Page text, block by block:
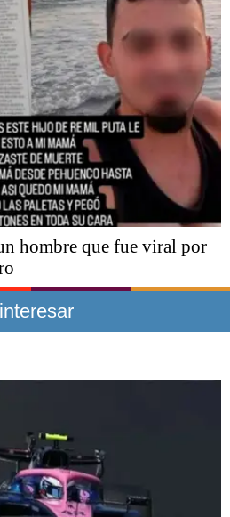
hombre que fue viral por